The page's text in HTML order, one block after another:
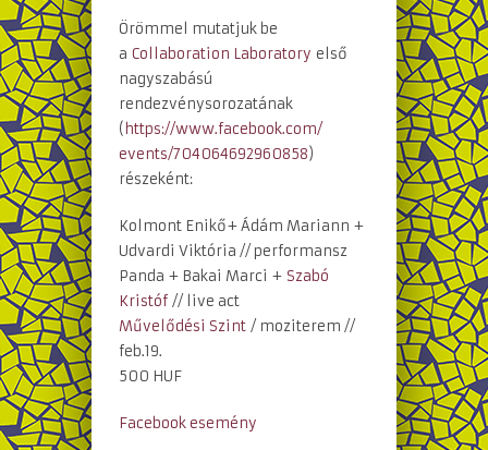
Örömmel mutatjuk be
a Collaboration Laboratory első
nagyszabású
rendezvénysorozatának
( https://www.facebook.com/
events/704064692960858)
részeként:
Kolmont Enikő+ Ádám Mariann +
Udvardi Viktória // performansz
Panda + Bakai Marci + Szabó
Kristóf // live act
Művelődési Szint / moziterem //
feb.19.
500 HUF
Facebook esemény